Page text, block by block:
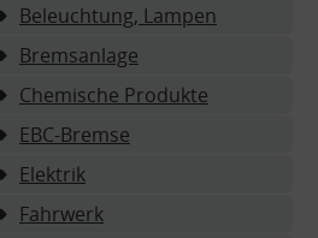
Beleuchtung, Lampen
Bremsanlage
Chemische Produkte
EBC-Bremse
Elektrik
Fahrwerk